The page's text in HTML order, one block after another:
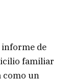
informe de
familiar
como un